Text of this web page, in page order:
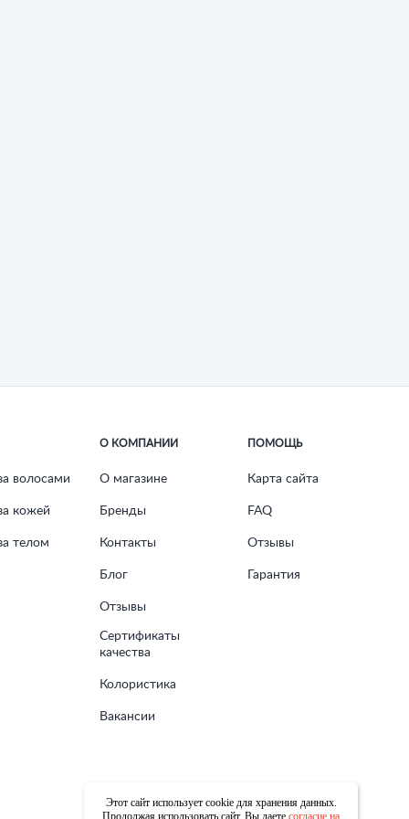
волосами
кожей
телом
О КОМПАНИИ
О магазине
Бренды
Контакты
Блог
Отзывы
Сертификаты
качества
Колористика
Вакансии
ПОМОЩЬ
Карта сайта
FAQ
Отзывы
Гарантия
Этот сайт использует cookie для хранения данных.
Продолжая использовать сайт, Вы даете согласие на